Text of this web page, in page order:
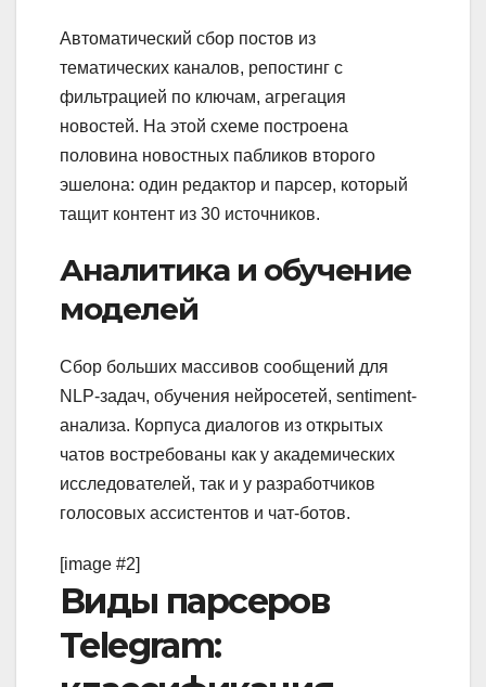
Автоматический сбор постов из
тематических каналов, репостинг с
фильтрацией по ключам, агрегация
новостей. На этой схеме построена
половина новостных пабликов второго
эшелона: один редактор и парсер, который
тащит контент из 30 источников.
Аналитика и обучение
моделей
Сбор больших массивов сообщений для
NLP-задач, обучения нейросетей, sentiment-
анализа. Корпуса диалогов из открытых
чатов востребованы как у академических
исследователей, так и у разработчиков
голосовых ассистентов и чат-ботов.
[image #2]
Виды парсеров
Telegram: